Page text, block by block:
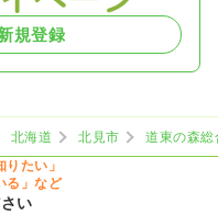
規登録
北海道 北見市
道東の森総
りたい」
る」など
い